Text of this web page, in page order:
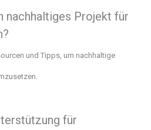
nachhaltiges Projekt für
und Tipps, um nachhaltige
für